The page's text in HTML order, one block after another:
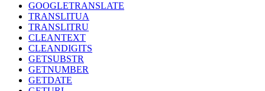
GOOGLETRANSLATE
TRANSLITUA
TRANSLITRU
CLEANTEXT
CLEANDIGITS
GETSUBSTR
GETNUMBER
GETDATE